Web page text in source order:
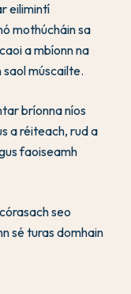
eilimintí
mothúcháin sa
a mbíonn na
saol múscailte.
bríonna níos
a réiteach, rud a
faoiseamh
seo
sé turas domhain